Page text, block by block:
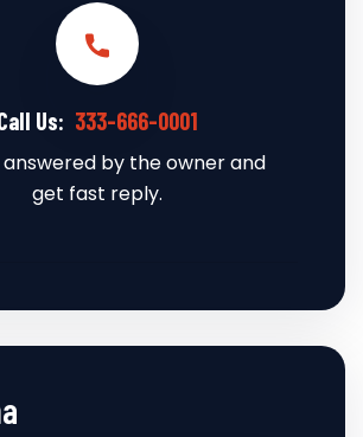
Us: 333-666-0001
answered by the owner and
get fast reply.